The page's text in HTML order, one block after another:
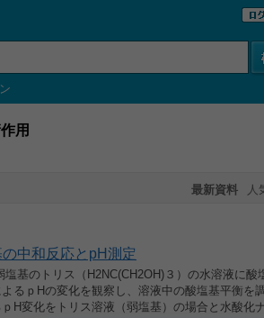
用
最新資料 人
中和反応とpH測定
塩基のトリス（H2NC(CH2OH)３）の水溶液に
るｐHの変化を観察し、溶液中の酸塩基平衡を
H変化をトリス溶液（弱塩基）の場合と水酸化